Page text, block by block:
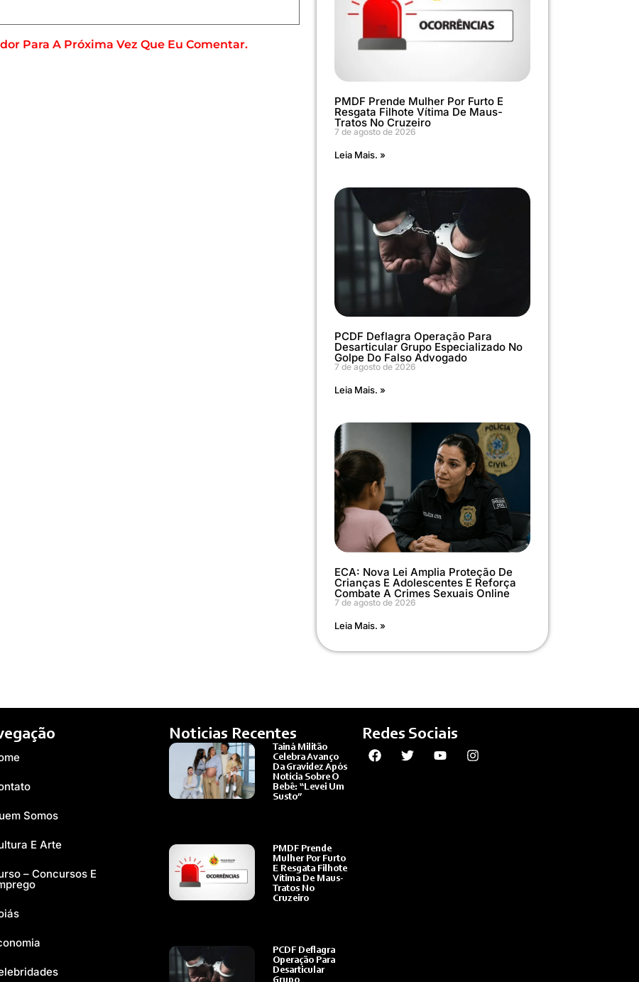
Para A Próxima Vez Que Eu Comentar.
PMDF Prende Mulher Por Furto E
Resgata Filhote Vítima De Maus-
Tratos No Cruzeiro
7 de agosto de 2026
Leia Mais. »
PCDF Deflagra Operação Para
Desarticular Grupo Especializado No
Golpe Do Falso Advogado
7 de agosto de 2026
Leia Mais. »
ECA: Nova Lei Amplia Proteção De
Crianças E Adolescentes E Reforça
Combate A Crimes Sexuais Online
7 de agosto de 2026
Leia Mais. »
Somos
E Arte
– Concursos E
Noticias Recentes
Tainá Militão
Celebra Avanço
Da Gravidez Após
Notícia Sobre O
Bebê: “Levei Um
Susto”
PMDF Prende
Mulher Por Furto
E Resgata Filhote
Vítima De Maus-
Tratos No
Cruzeiro
PCDF Deflagra
Operação Para
Desarticular
Redes Sociais